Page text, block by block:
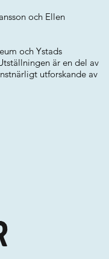
och Ellen
och Ystads
är en del av
utforskande av